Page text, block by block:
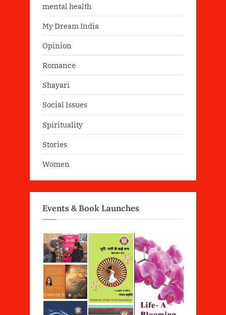
mental health
My Dream India
Opinion
Romance
Shayari
Social Issues
Spirituality
Stories
Women
Events & Book Launches